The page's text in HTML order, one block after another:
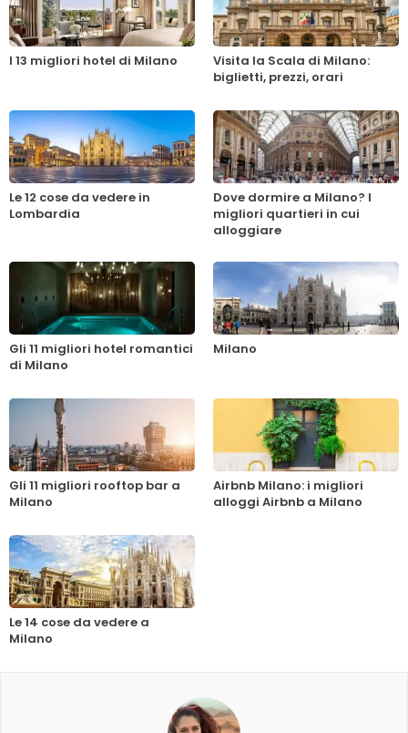
I 13 migliori hotel di Milano
Visita la Scala di Milano:
biglietti, prezzi, orari
Le 12 cose da vedere in
Lombardia
Dove dormire a Milano? I
migliori quartieri in cui
alloggiare
Gli 11 migliori hotel romantici
di Milano
Milano
Gli 11 migliori rooftop bar a
Milano
Airbnb Milano: i migliori
alloggi Airbnb a Milano
Le 14 cose da vedere a
Milano